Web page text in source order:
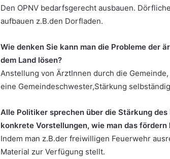
Den OPNV bedarfsgerecht ausbauen.
aufbauen z.B.den Dorfladen.
Wie denken Sie kann man die Probleme der
dem Land lösen?
Anstellung von ÄrztInnen durch die
eine Gemeindeschwester,Stärkung
Alle Politiker sprechen über die Stärkung des
konkrete Vorstellungen, wie man das fördern
Indem man z.B.der freiwilligen Feuerwehr
Material zur Verfügung stellt.